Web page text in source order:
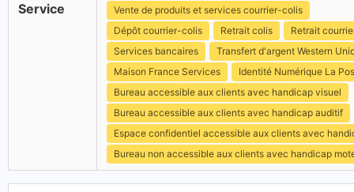
Service
Vente de produits et services courrier-colis
Dépôt courrier-colis
Retrait colis
Retrait
Services bancaires
Transfert d'argent Western
Maison France Services
Identité Numérique La
Bureau accessible aux clients avec handicap visuel
Bureau accessible aux clients avec handicap auditif
Espace confidentiel accessible aux clients avec
Bureau non accessible aux clients avec handicap